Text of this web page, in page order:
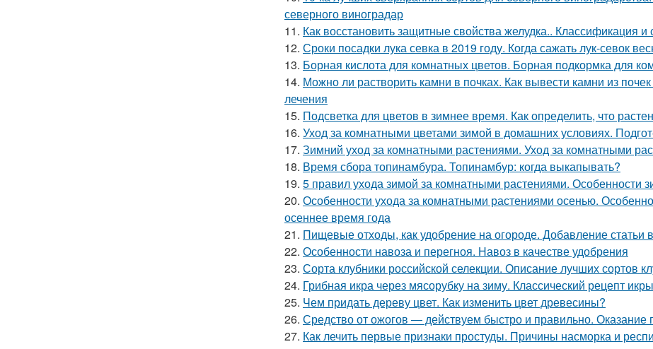
северного виноградар
11. Как восстановить защитные свойства желудка.. Классификация и
12. Сроки посадки лука севка в 2019 году. Когда сажать лук-севок
13. Борная кислота для комнатных цветов. Борная подкормка для
14. Можно ли растворить камни в почках. Как вывести камни из
лечения
15. Подсветка для цветов в зимнее время. Как определить, что
16. Уход за комнатными цветами зимой в домашних условиях.
17. Зимний уход за комнатными растениями. Уход за комнатными
18. Время сбора топинамбура. Топинамбур: когда выкапывать?
19. 5 правил ухода зимой за комнатными растениями. Особенности
20. Особенности ухода за комнатными растениями осенью.
осеннее время года
21. Пищевые отходы, как удобрение на огороде. Добавление статьи
22. Особенности навоза и перегноя. Навоз в качестве удобрения
23. Сорта клубники российской селекции. Описание лучших сортов
24. Грибная икра через мясорубку на зиму. Классический рецепт
25. Чем придать дереву цвет. Как изменить цвет древесины?
26. Средство от ожогов ― действуем быстро и правильно.
27. Как лечить первые признаки простуды. Причины насморка и